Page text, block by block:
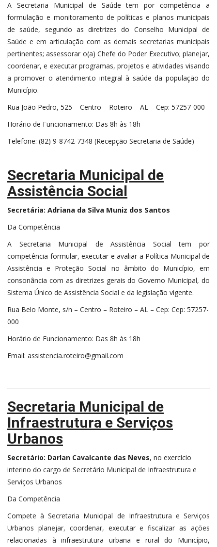
A Secretaria Municipal de Saúde tem por competência a
formulação e monitoramento de políticas e planos municipais
de saúde, segundo as diretrizes do Conselho Municipal de
Saúde e em articulação com as demais secretarias municipais
pertinentes; assessorar o(a) Chefe do Poder Executivo; planejar,
coordenar, e executar programas, projetos e atividades visando
a promover o atendimento integral à saúde da população do
Município.
Rua João Pedro, 525 – Centro – Roteiro – AL – Cep: 57257-000
Horário de Funcionamento: Das 8h às 18h
Telefone: (82) 9-8742-7348 (Recepção Secretaria de Saúde)
Secretaria Municipal de
Assistência Social
Secretária: Adriana da Silva Muniz dos Santos
Da Competência
A Secretaria Municipal de Assistência Social tem por
competência formular, executar e avaliar a Política Municipal de
Assistência e Proteção Social no âmbito do Município, em
consonância com as diretrizes gerais do Governo Municipal, do
Sistema Único de Assistência Social e da legislação vigente.
Rua Belo Monte, s/n – Centro – Roteiro – AL – Cep: Cep: 57257-
000
Horário de Funcionamento: Das 8h às 18h
Email: assistencia.roteiro@gmail.com
Secretaria Municipal de
Infraestrutura e Serviços
Urbanos
Secretário: Darlan Cavalcante das Neves, no exercício
interino do cargo de Secretário Municipal de Infraestrutura e
Serviços Urbanos
Da Competência
Compete à Secretaria Municipal de Infraestrutura e Serviços
Urbanos planejar, coordenar, executar e fiscalizar as ações
relacionadas à infraestrutura urbana e rural do Município,